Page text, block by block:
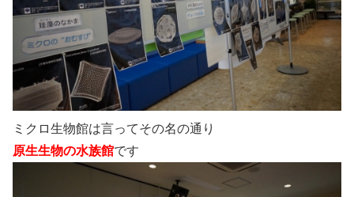
ミクロ生物館は言ってその名の通り
原生生物の水族館です